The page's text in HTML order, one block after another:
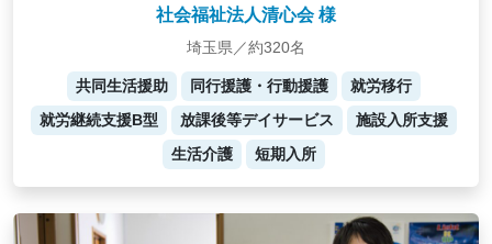
社会福祉法人清心会 様
埼玉県／約320名
共同生活援助 同行援護・行動援護
就労移行
就労継続支援B型
放課後等デイサービス
施設入所支援
生活介護
短期入所